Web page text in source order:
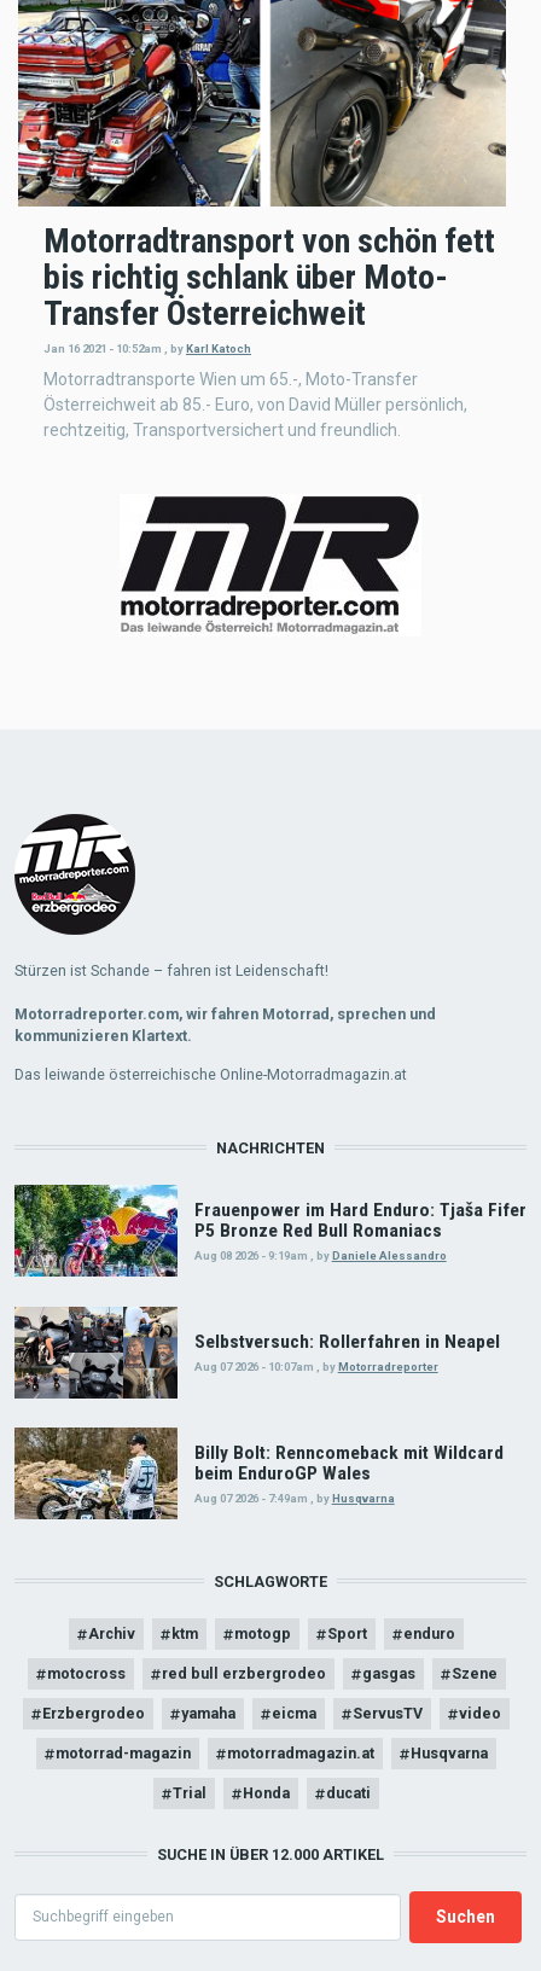
Motorradtransport von schön fett
bis richtig schlank über Moto-
Transfer Österreichweit
Jan 16 2021 - 10:52am byKarl Katoch
Motorradtransporte Wien um 65.-, Moto-Transfer
Österreichweit ab 85.- Euro, von David Müller persönlich,
rechtzeitig, Transportversichert und freundlich.
Stürzen ist Schande – fahren ist Leidenschaft!
Motorradreporter.com, wir fahren Motorrad, sprechen und
kommunizieren Klartext.
Das leiwande österreichische Online-Motorradmagazin.at
NACHRICHTEN
Frauenpower im Hard Enduro: Tjaša Fifer
P5 Bronze Red Bull Romaniacs
Aug 08 2026 - 9:19am byDaniele Alessandro
Selbstversuch: Rollerfahren in Neapel
Aug 07 2026 - 10:07am byMotorradreporter
Billy Bolt: Renncomeback mit Wildcard
beim EnduroGP Wales
Aug 07 2026 - 7:49am , byHusqvarna
SCHLAGWORTE
Archiv ktm motogp Sport enduro
motocross red bull erzbergrodeo gasgas Szene
Erzbergrodeo yamaha eicma ServusTV video
motorrad-magazin motorradmagazin.at Husqvarna
Trial Honda ducati
SUCHE IN ÜBER 12.000 ARTIKEL